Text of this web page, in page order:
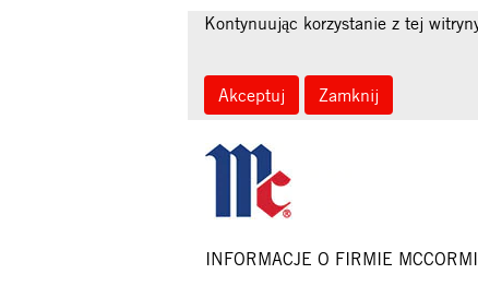
Kontynuując korzystanie z tej
Akceptuj Zamknij
INFORMACJE O FIRMIE